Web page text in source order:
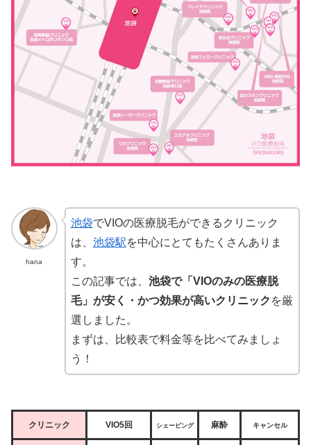
hana
池袋でVIOの医療脱毛ができるクリニック
は、 池袋駅を中心にとてもたくさんありま
す。
この記事では、 池袋で「VIOのみの医療脱
毛」が安く・かつ効果が高いクリニック を厳
選しました。
まずは、比較表で料金等を比べてみましょ
う！
クリニック VIO5回 シェービング 麻酔 キャンセル